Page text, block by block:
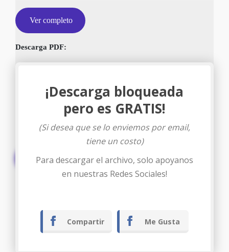
Ver completo
Descarga PDF:
Descargar
¡Descarga bloqueada
pero es GRATIS!
(Si desea que se lo enviemos por email,
tiene un costo)
Para descargar el archivo, solo apoyanos
en nuestras Redes Sociales!
Compartir Me Gusta